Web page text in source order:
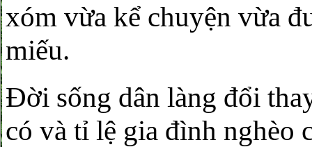
xóm vừa kể chuyện vừa
miếu.
Đời sống dân làng đổi
có và tỉ lệ gia đình nghèo